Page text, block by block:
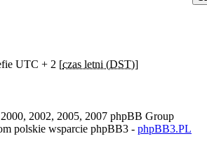
UTC + 2 [czas letni (DST)]
2002, 2005, 2007 phpBB Group
polskie wsparcie phpBB3 - phpBB3.PL